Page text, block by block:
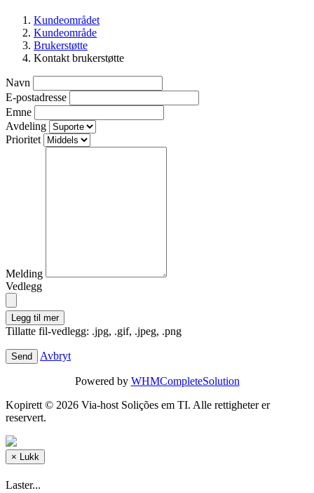
Kundeområdet
Kundeområde
Brukerstøtte
Kontakt brukerstøtte
Navn
E-postadresse
Emne
Avdeling
Prioritet
Melding
Vedlegg
Legg til mer
Tillatte fil-vedlegg: .jpg, .gif, .jpeg, .png
Avbryt
Powered by WHMCompleteSolution
Kopirett © 2026 Via-host Solições em TI. Alle rettigheter er
reservert.
× Lukk
Laster...